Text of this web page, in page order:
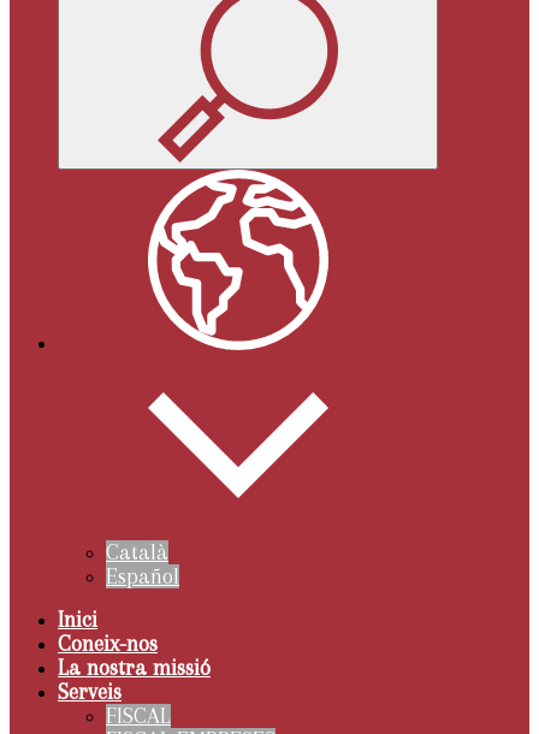
Català
Español
Inici
Coneix-nos
La nostra missió
Serveis
FISCAL